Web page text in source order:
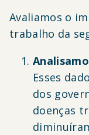
Avaliamos o
trabalho da
Esses
dos
doenças